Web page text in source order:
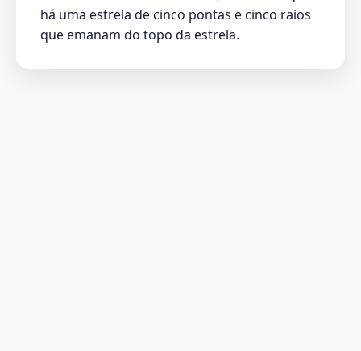
há uma estrela de cinco pontas e cinco raios
que emanam do topo da estrela.